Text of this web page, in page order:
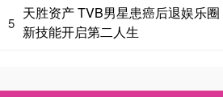
5
天胜资产 TVB男星患癌后退娱乐
新技能开启第二人生